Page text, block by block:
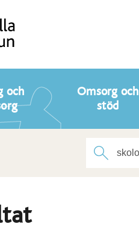
och
Omsorg och
stöd